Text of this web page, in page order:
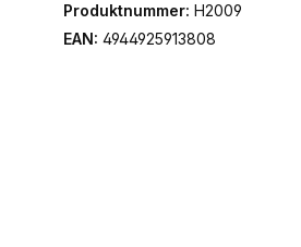
Produktnummer: H2009
EAN: 4944925913808